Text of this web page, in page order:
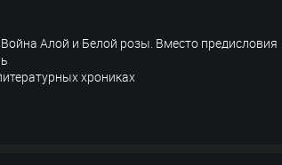
Алой и Белой розы. Вместо предисловия
хрониках